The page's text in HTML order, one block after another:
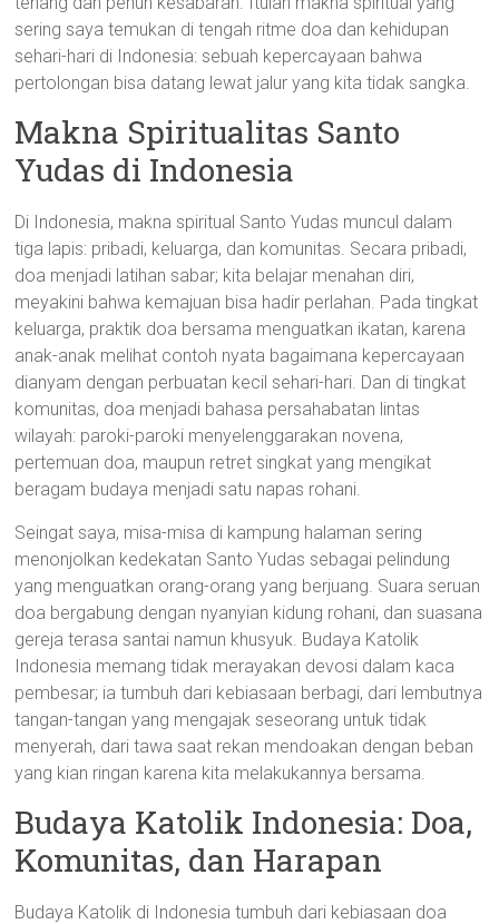
sering saya temukan di tengah ritme doa dan kehidupan
sehari-hari di Indonesia: sebuah kepercayaan bahwa
pertolongan bisa datang lewat jalur yang kita tidak sangka.
Makna Spiritualitas Santo
Yudas di Indonesia
Di Indonesia, makna spiritual Santo Yudas muncul dalam
tiga lapis: pribadi, keluarga, dan komunitas. Secara pribadi,
doa menjadi latihan sabar; kita belajar menahan diri,
meyakini bahwa kemajuan bisa hadir perlahan. Pada tingkat
keluarga, praktik doa bersama menguatkan ikatan, karena
anak-anak melihat contoh nyata bagaimana kepercayaan
dianyam dengan perbuatan kecil sehari-hari. Dan di tingkat
komunitas, doa menjadi bahasa persahabatan lintas
wilayah: paroki-paroki menyelenggarakan novena,
pertemuan doa, maupun retret singkat yang mengikat
beragam budaya menjadi satu napas rohani.
Seingat saya, misa-misa di kampung halaman sering
menonjolkan kedekatan Santo Yudas sebagai pelindung
yang menguatkan orang-orang yang berjuang. Suara seruan
doa bergabung dengan nyanyian kidung rohani, dan suasana
gereja terasa santai namun khusyuk. Budaya Katolik
Indonesia memang tidak merayakan devosi dalam kaca
pembesar; ia tumbuh dari kebiasaan berbagi, dari lembutnya
tangan-tangan yang mengajak seseorang untuk tidak
menyerah, dari tawa saat rekan mendoakan dengan beban
yang kian ringan karena kita melakukannya bersama.
Budaya Katolik Indonesia: Doa,
Komunitas, dan Harapan
Budaya Katolik di Indonesia tumbuh dari kebiasaan doa